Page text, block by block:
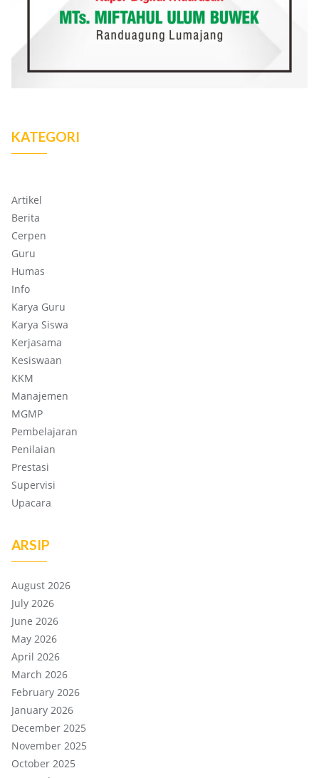
KATEGORI
Artikel
Berita
Cerpen
Guru
Humas
Info
Karya Guru
Karya Siswa
Kerjasama
Kesiswaan
KKM
Manajemen
MGMP
Pembelajaran
Penilaian
Prestasi
Supervisi
Upacara
ARSIP
August 2026
July 2026
June 2026
May 2026
April 2026
March 2026
February 2026
January 2026
December 2025
November 2025
October 2025